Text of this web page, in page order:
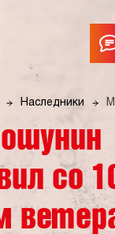
Наследники
со